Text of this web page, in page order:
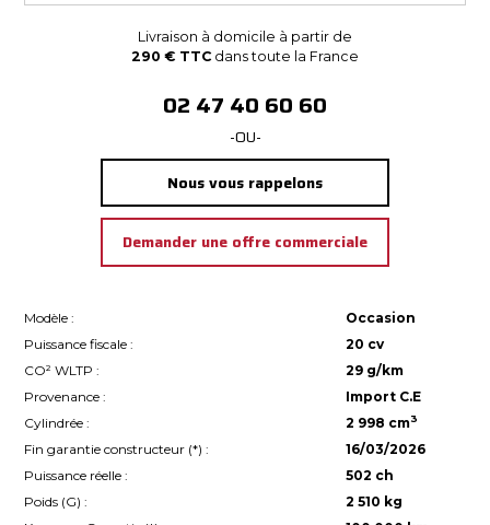
Livraison à domicile à partir de
290 € TTC dans toute la France
02 47 40 60 60
-OU-
Nous vous rappelons
Demander une offre commerciale
Modèle :
Occasion
Puissance fiscale :
20 cv
CO² WLTP :
29 g/km
Provenance :
Import C.E
Cylindrée :
2 998 cm3
Fin garantie constructeur (*) :
16/03/2026
Puissance réelle :
502 ch
Poids (G) :
2 510 kg